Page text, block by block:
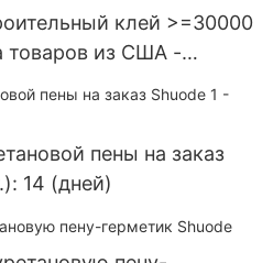
клей >=30000
товаров из США -
пены на заказ
14 (дней)